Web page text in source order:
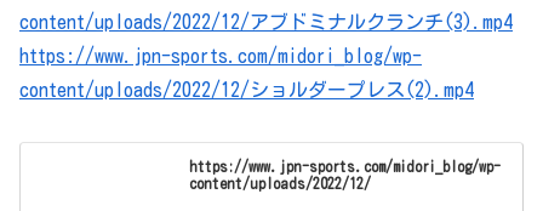
content/uploads/2022/12/アブドミナルクランチ(3).mp4
https://www.jpn-sports.com/midori_blog/wp-
content/uploads/2022/12/ショルダープレス(2).mp4
https://www.jpn-sports.com/midori_blog/wp-
content/uploads/2022/12/